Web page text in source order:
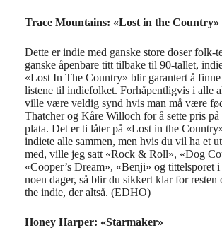
Trace Mountains: «Lost in the Country»
Dette erindie med ganske store doser folk-
ganske åpenbare titt tilbake til 90-tallet,
«Lost In The Country» blir garantert å finne
listene til indiefolket. Forhåpentligvis i alle
ville være veldig synd hvis man må være
Thatcher og Kåre Willoch for å sette pris
plata. Det er ti låter på «Lost in the
indiete alle sammen, men hvis du vil ha et
med, ville jeg satt «Rock & Roll», «Dog
«Cooper’s Dream», «Benji» og tittelsporet i
noen dager, så blir du sikkert klar for resten
the indie, deraltså. (EDHO)
Honey Harper: «Starmaker»